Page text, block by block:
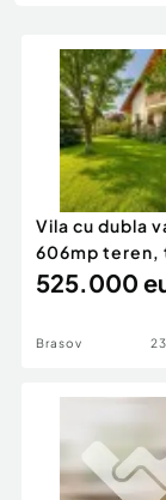
Animale de
Afaceri și
Inchiriere
Piese auto si
Dacia Duster
Vila cu dubla
606mp teren,
Resedinta si
525.000
Brasov